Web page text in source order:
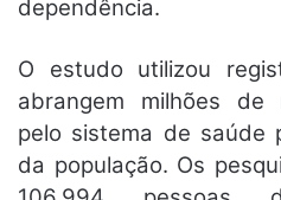
dependência.
O estudo utilizou
abrangem milhões de
pelo sistema de saúde
da população. Os